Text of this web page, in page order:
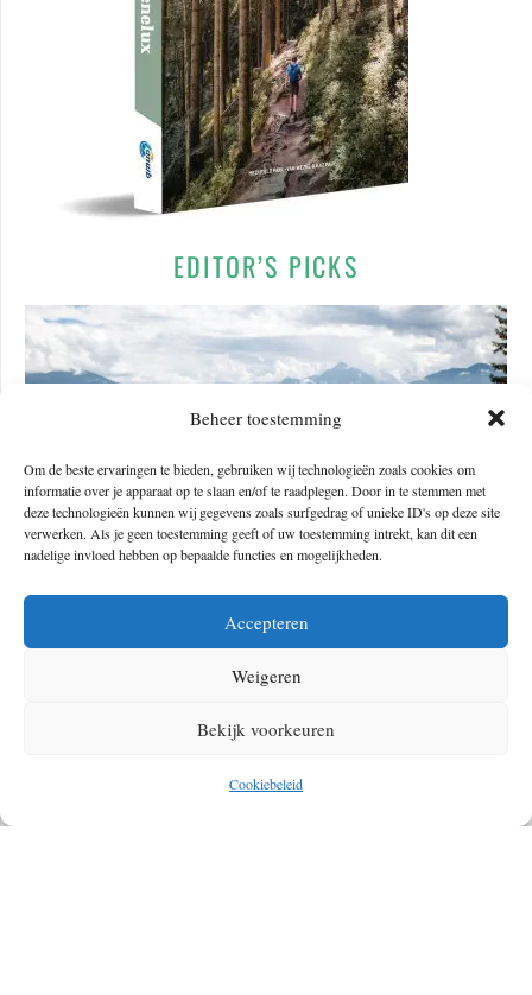
Beheer toestemming
Om de beste ervaringen te bieden, gebruiken wij technologieën zoals cookies om
informatie over je apparaat op te slaan en/of te raadplegen. Door in te stemmen met
deze technologieën kunnen wij gegevens zoals surfgedrag of unieke ID's op deze site
verwerken. Als je geen toestemming geeft of uw toestemming intrekt, kan dit een
nadelige invloed hebben op bepaalde functies en mogelijkheden.
Accepteren
Weigeren
Bekijk voorkeuren
Cookiebeleid
EDITOR’S PICKS
ROUTES WIL JE NIET MISSEN